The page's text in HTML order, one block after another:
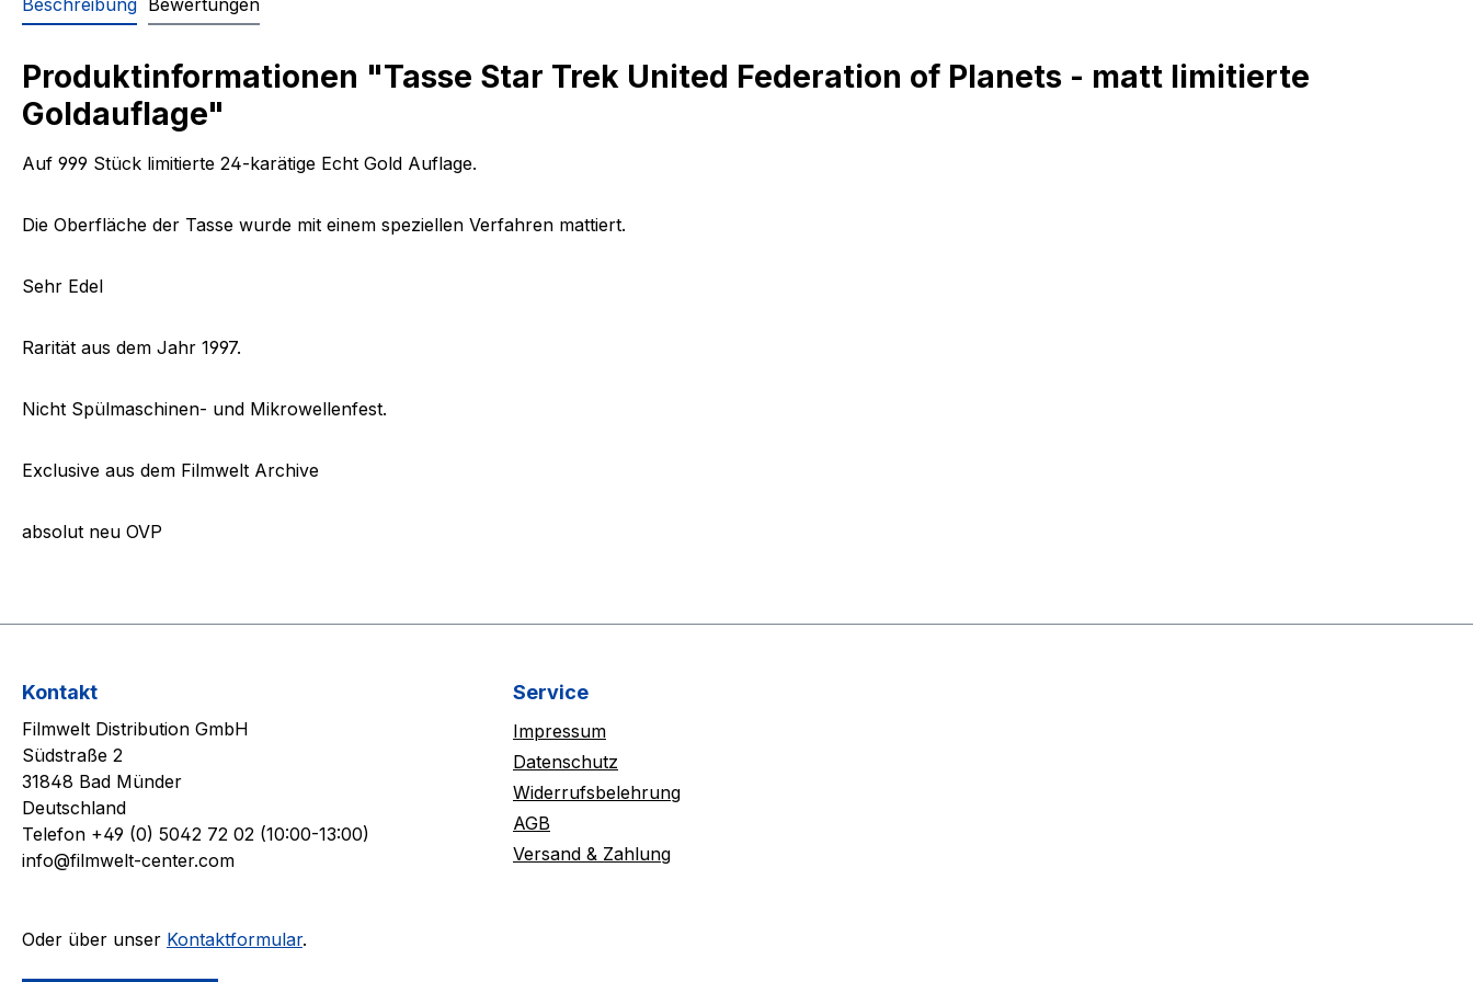
Beschreibung Bewertungen
Produktinformationen "Tasse Star Trek United Federation of Planets - matt limitierte
Goldauflage"
Auf 999 Stück limitierte 24-karätige Echt Gold Auflage.
Die Oberfläche der Tasse wurde mit einem speziellen Verfahren mattiert.
Sehr Edel
Rarität aus dem Jahr 1997.
Nicht Spülmaschinen- und Mikrowellenfest.
Exclusive aus dem Filmwelt Archive
absolut neu OVP
Kontakt
Filmwelt Distribution GmbH
Südstraße 2
31848 Bad Münder
Deutschland
Telefon +49 (0) 5042 72 02 (10:00-13:00)
info@filmwelt-center.com
Oder über unser Kontaktformular.
Service
Impressum
Datenschutz
Widerrufsbelehrung
AGB
Versand & Zahlung